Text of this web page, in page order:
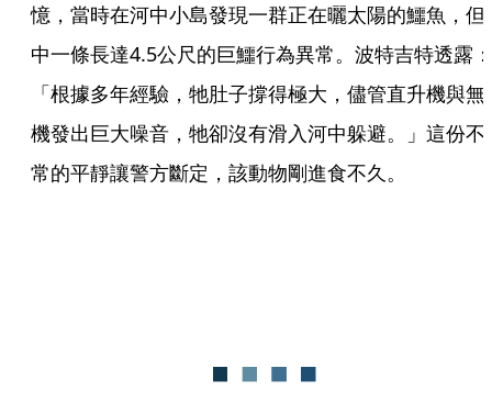
憶，當時在河中小島發現一群正在曬太陽的鱷魚，但
中一條長達4.5公尺的巨鱷行為異常。波特吉特透露：
「根據多年經驗，牠肚子撐得極大，儘管直升機與無
機發出巨大噪音，牠卻沒有滑入河中躲避。」這份不
常的平靜讓警方斷定，該動物剛進食不久。